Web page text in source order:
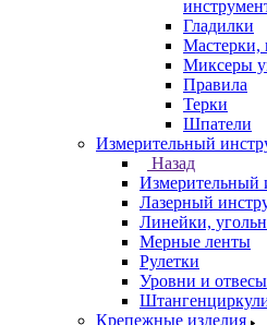
Гладилки
Мастерки,
Миксеры
Правила
Терки
Шпатели
Измерительный
Назад
Измерительный
Лазерный
Линейки,
Мерные ленты
Рулетки
Уровни и отвесы
Крепежные изделия